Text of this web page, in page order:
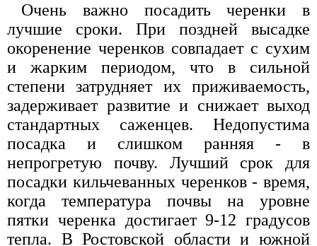
Очень важно посадить черенки в
лучшие сроки. При поздней высадке
окоренение черенков совпадает с сухим
и жарким периодом, что в сильной
степени затрудняет их приживаемость,
задерживает развитие и снижает выход
стандартных саженцев. Недопустима
посадка и слишком ранняя - в
непрогретую почву. Лучший срок для
посадки кильчеванных черенков - время,
когда температура почвы на уровне
пятки черенка достигает 9-12 градусов
тепла. В Ростовской области и южной